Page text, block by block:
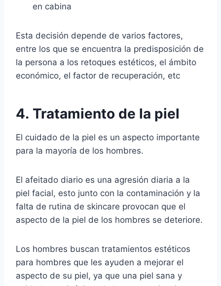
en cabina
Esta decisión depende de varios factores,
entre los que se encuentra la predisposición de
la persona a los retoques estéticos, el ámbito
económico, el factor de recuperación, etc
4. Tratamiento de la piel
El cuidado de la piel es un aspecto importante
para la mayoría de los hombres.
El afeitado diario es una agresión diaria a la
piel facial, esto junto con la contaminación y la
falta de rutina de skincare provocan que el
aspecto de la piel de los hombres se deteriore.
Los hombres buscan tratamientos estéticos
para hombres que les ayuden a mejorar el
aspecto de su piel, ya que una piel sana y